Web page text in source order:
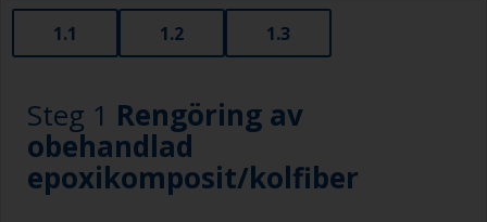
1.1 1.2 1.3
Steg 1 Rengöring av
obehandlad
epoxikomposit/kolfiber